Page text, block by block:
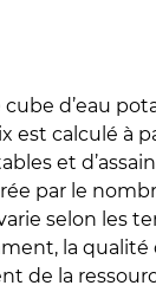
d’eau
est calculé à
et
par le
selon les
la qualité
de la